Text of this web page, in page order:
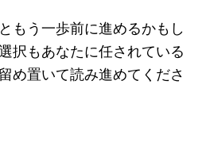
もう一歩前に進めるかもし
択もあなたに任されている
め置いて読み進めてくださ